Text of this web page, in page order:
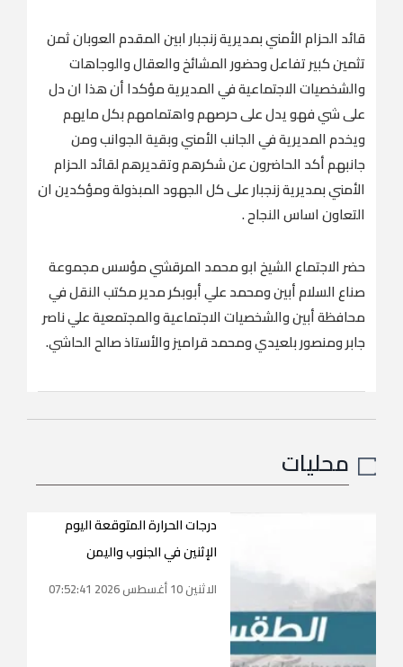
قائد الحزام الأمني بمديرية زنجبار ابين المقدم العوبان ثمن
تثمين كبير تفاعل وحضور المشائخ والعقال والوجاهات
والشخصيات الاجتماعية في المديرية مؤكدا أن هذا ان دل
على شي فهو يدل على حرصهم واهتمامهم بكل مايهم
ويخدم المديرية في الجانب الأمني وبقية الجوانب ومن
جانبهم أكد الحاضرون عن شكرهم وتقديرهم لقائد الحزام
الأمني بمديرية زنجبار على كل الجهود المبذولة ومؤكدين ان
التعاون اساس النجاح .
حضر الاجتماع الشيخ ابو محمد المرقشي مؤسس مجموعة
صناع السلام أبين ومحمد علي أبوبكر مدير مكتب النقل في
محافظة أبين والشخصيات الاجتماعية والمجتمعية علي ناصر
جابر ومنصور بلعيدي ومحمد قراميز والأستاذ صالح الحاشي.
محليات
درجات الحرارة المتوقعة اليوم
الإثنين في الجنوب واليمن
الاثنين 10 أغسطس 2026 07:52:41